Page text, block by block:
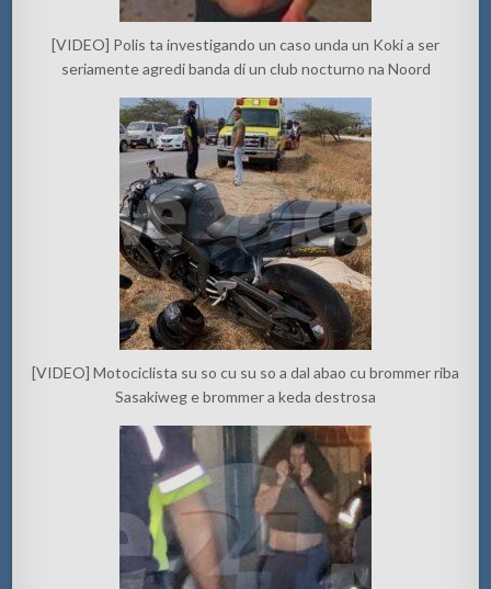
[VIDEO] Polis ta investigando un caso unda un Koki a ser
seriamente agredi banda di un club nocturno na Noord
[VIDEO] Motociclista su so cu su so a dal abao cu brommer riba
Sasakiweg e brommer a keda destrosa